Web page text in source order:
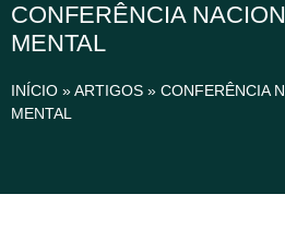
CONFERÊNCIA
MENTAL
INÍCIO »ARTIGOS » CONFERÊNCIA
MENTAL